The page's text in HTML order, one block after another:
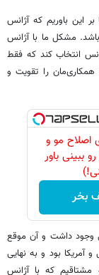
بر این باوریم که آژانس
مشکل ما با آژانس
انتخاب کند که فقط
را تقویت و
اصلاح مو و
ببینی باور
بخر
سیاسی وجود داشت و آن موقع
آمریکا بود و به نهایی
که با آژانس